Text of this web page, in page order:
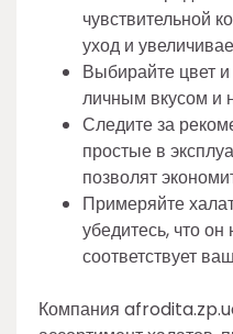
чувствительной
уход и
Выбирайте цвет и
личным вкусом и
Следите за
простые в
позволят
Примеряйте
убедитесь, что
соответствует
Компания